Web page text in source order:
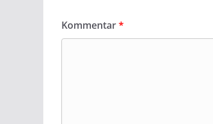
Kommentar*